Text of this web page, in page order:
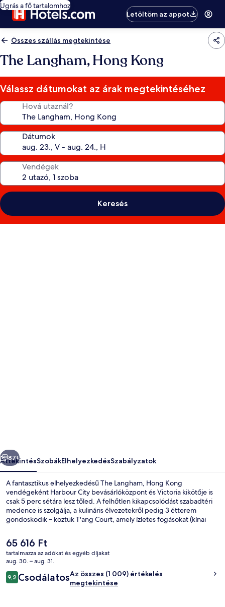
Ugrás a fő tartalomhoz
Letöltöm az appot
Összes szállás megtekintése
The Langham, Hong Kong
Válassz dátumokat az árak megtekintéséhez
Hová utaznál?
Dátumok
Vendégek
Keresés
Következő
87+
ÁttekintésSzobákElhelyezkedésSzabályzatok
A fantasztikus elhelyezkedésű The Langham, Hong Kong
vendégeként Harbour City bevásárlóközpont és Victoria kikötője is
csak 5 perc sétára lesz tőled. A felhőtlen kikapcsolódást szabadtéri
medence is szolgálja, a kulináris élvezetekről pedig 3 étterem
gondoskodik – köztük T'ang Court, amely ízletes fogásokat (kínai
emellett a következőket is élvezhetik: medence melletti bár,
edzőterem és fitneszlétesítmény. Más utazók nagyszerű
véleménnyel vannak a szálláshely következő jellemzőiről: segítőkész
személyzet és elhelyezkedés.
A
jelenlegi
ár
65 616 Ft
tartalmazza az adókat és egyéb díjakat
aug. 30. – aug. 31.
Értékelések
9,29,2 ennyiből: 10
CsodálatosAz összes (1 009) értékelés
megtekintése